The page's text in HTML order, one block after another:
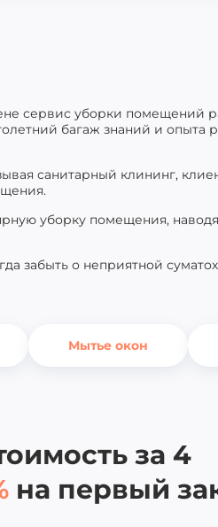
сервис уборки помещений
багаж знаний и опыта
санитарный клининг,
уборку помещения,
забыть о неприятной
Мытье окон
за 4
на первый